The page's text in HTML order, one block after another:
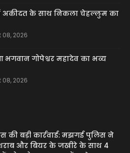
अकीदत के साथ निकला चेहल्लुम का
2026
भगवान गोपेश्वर महादेव का भव्य
2026
की बड़ी कार्रवाई: मझगई पुलिस ने
और बियर के जखीरे के साथ 4